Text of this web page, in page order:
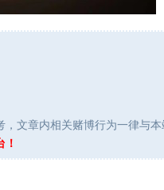
文章内相关赌博行为一律与